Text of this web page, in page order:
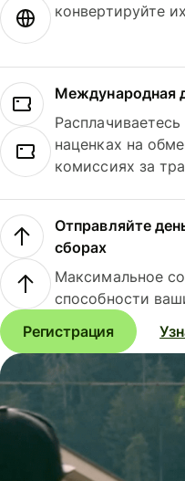
конвертируйте
Международная
наценках на
комиссиях за
Отправляйте
сборах
Максимальное
способности
Регистрация